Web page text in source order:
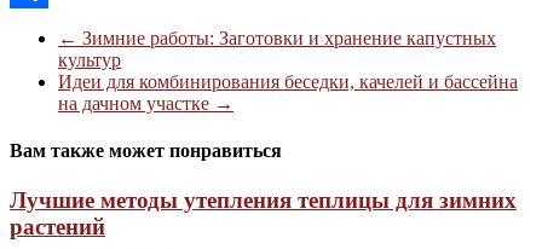
Отправить
← Зимние работы: Заготовки и хранение капустных
культур
Идеи для комбинирования беседки, качелей и бассейна
на дачном участке →
Вам также может понравиться
Лучшие методы утепления теплицы для зимних
растений